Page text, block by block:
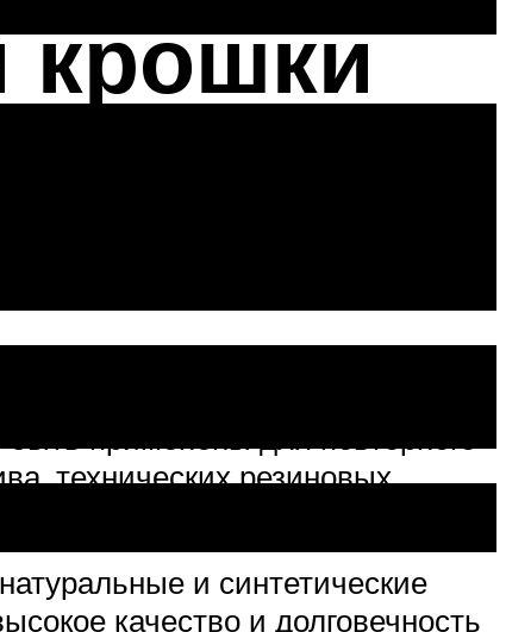
крошки
технология позволяет
применены для повторного
технических резиновых
и синтетические
качество и долговечность